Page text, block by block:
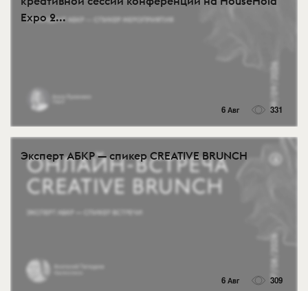
Expo 2...
6 Авг 331
Эксперт АБКР — спикер CREATIVE BRUNCH
6 Авг 309